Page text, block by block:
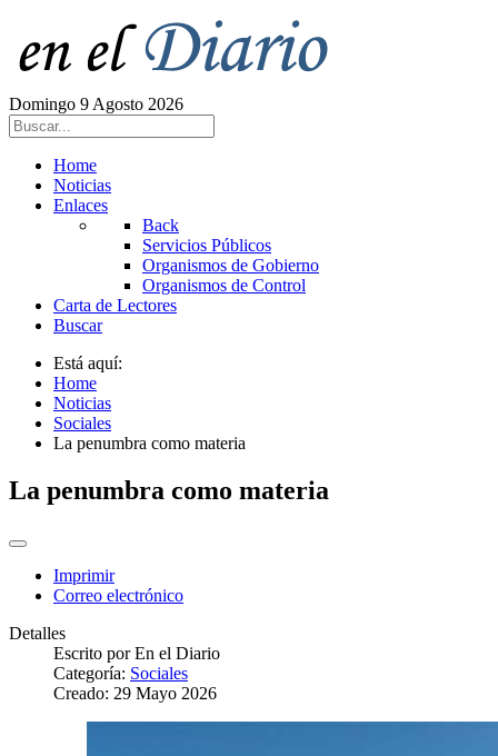
Domingo 9 Agosto 2026
Home
Noticias
Enlaces
Back
Servicios Públicos
Organismos de Gobierno
Organismos de Control
Carta de Lectores
Buscar
Está aquí:
Home
Noticias
Sociales
La penumbra como materia
La penumbra como materia
Imprimir
Correo electrónico
Detalles
Escrito porEn el Diario
Categoría: Sociales
Creado: 29 Mayo 2026